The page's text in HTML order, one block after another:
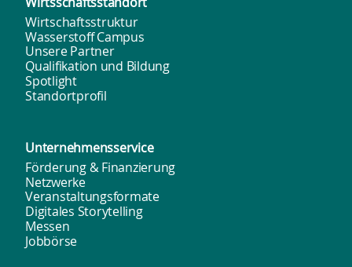
Wirtschaftsstruktur
Wasserstoff Campus
Unsere Partner
Qualifikation und Bildung
Spotlight
Standortprofil
Unternehmens­service
Förderung & Finanzierung
Netzwerke
Veranstaltungsformate
Digitales Storytelling
Messen
Jobbörse